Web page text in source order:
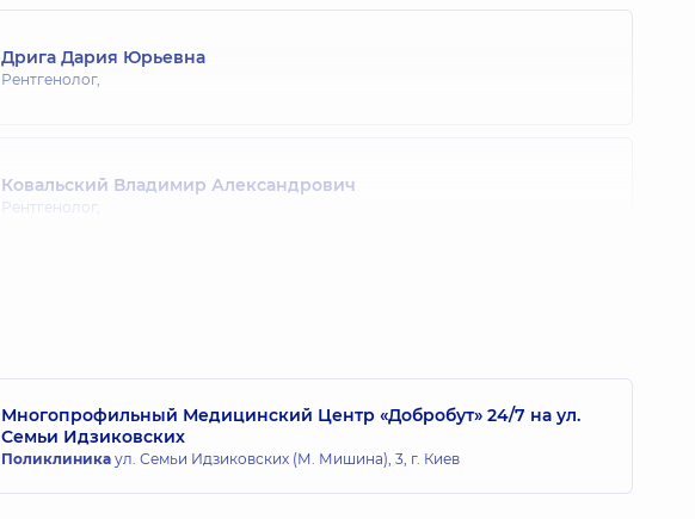
Дрига Дария Юрьевна
Рентгенолог,
Ковальский Владимир Александрович
Рентгенолог,
Черепинская Елена Петровна
Рентгенолог,43 лет опыта
Многопрофильный Медицинский Центр «Добробут» 24/7 на ул.
Семьи Идзиковских
Поликлиника ул. Семьи Идзиковских (М. Мишина), 3, г. Киев